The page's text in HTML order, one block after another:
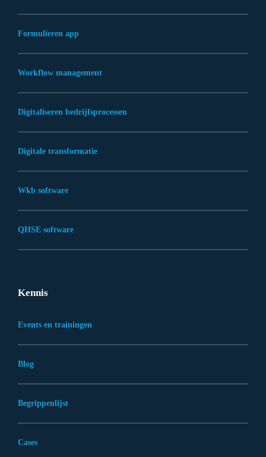
Formulieren app
Workflow management
Digitaliseren bedrijfsprocessen
Digitale transformatie
Wkb software
QHSE software
Kennis
Events en trainingen
Blog
Begrippenlijst
Cases